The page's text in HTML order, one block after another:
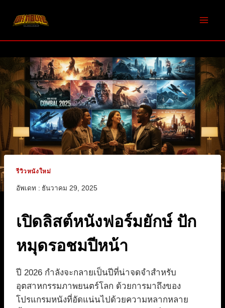
รีวิวหนังใหม่
อัพเดท : ธันวาคม 29, 2025
เปิดลิสต์หนังฟอร์มยักษ์ ปัก
หมุดรอชมปีหน้า
ปี 2026 กำลังจะกลายเป็นปีที่น่าจดจำสำหรับ
อุตสาหกรรมภาพยนตร์โลก ด้วยการมาถึงของ
โปรแกรมหนังที่อัดแน่นไปด้วยความหลากหลาย